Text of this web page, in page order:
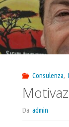
Consulenza,
Da admin